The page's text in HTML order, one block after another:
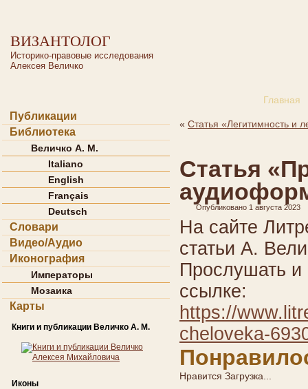
ВИЗАНТОЛОГ
Историко-правовые исследования
Алексея Величко
Главная
Публикации
Библиотека
Величко А. М.
Italiano
English
Français
Deutsch
Словари
Видео/Аудио
Иконография
Императоры
Мозаика
Карты
Книги и публикации Величко А. М.
Иконы
« Статья «Легитимность и
Статья
Опубликовано 1 августа 2023
На сайте
статьи А.
Прослушать и
ссылке:
https://
cheloveka-
Нравится Загрузка...